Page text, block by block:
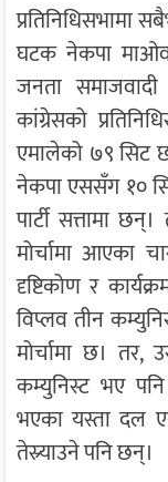
प्रतिनिधिसभामा
घटक नेकपा
जनता
कांग्रेसको
एमालेको ७९ सिट
नेकपा एससँग १०
पार्टी सत्तामा
मोर्चामा आएका
दृष्टिकोण र
विप्लव तीन
मोर्चामा छ। तर,
कम्युनिस्ट भए
भएका यस्ता दल
तेस्र्याउने पनि छन्।